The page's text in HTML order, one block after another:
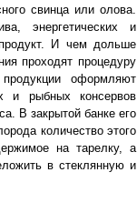
свинца или олова.
энергетических и
И чем дольше
проходят процедуру
оформляют
и рыбных консервов
В закрытой банке его
количество этого
на тарелку, а
в стеклянную и